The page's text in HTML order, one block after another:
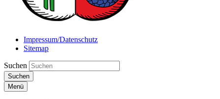
Impressum/Datenschutz
Sitemap
Suchen
Suchen
Menü